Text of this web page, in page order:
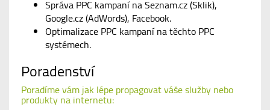
Správa PPC kampaní na Seznam.cz (Sklik),
Google.cz (AdWords), Facebook.
Optimalizace PPC kampaní na těchto PPC
systémech.
Poradenství
Poradíme vám jak lépe propagovat váše služby nebo
produkty na internetu: